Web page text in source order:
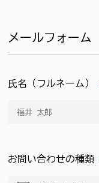
メールフォーム
氏名（フルネーム）
お問い合わせの種類